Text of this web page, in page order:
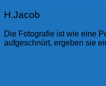
H.Jacob
Die Fotografie ist wie eine
aufgeschnürt, ergeben sie